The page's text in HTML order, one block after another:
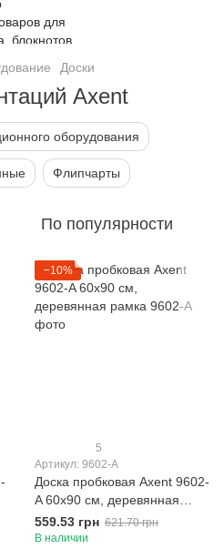
Доски
Axent
оборудования
Флипчарты
По популярности
−10%
5
Артикул: 9602-A
Доска пробковая Axent 9602-
A 60х90 см, деревянная
рамка
559.53 грн 621.70 грн
В наличии